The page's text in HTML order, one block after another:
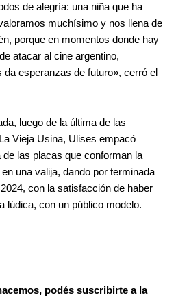
de alegría: una niña que ha
muchísimo y nos llena de
porque en momentos donde hay
atacar al cine argentino,
da esperanzas de futuro», cerró el
luego de la última de las
Vieja Usina, Ulises empacó
las placas que conforman la
una valija, dando por terminada
con la satisfacción de haber
lúdica, con un público modelo.
podés suscribirte a la